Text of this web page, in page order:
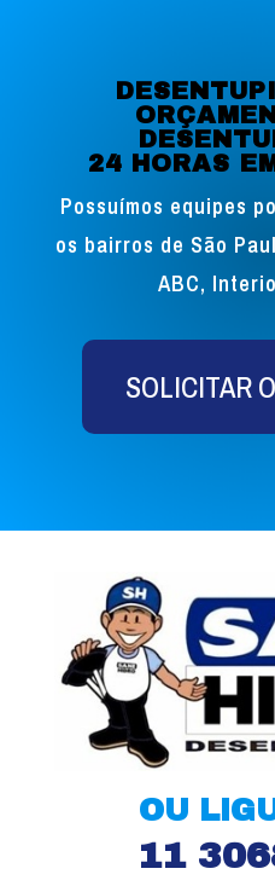
24 HORAS
Possuímos equipes
os bairros de São
ABC,
SOLICITAR
OU
11